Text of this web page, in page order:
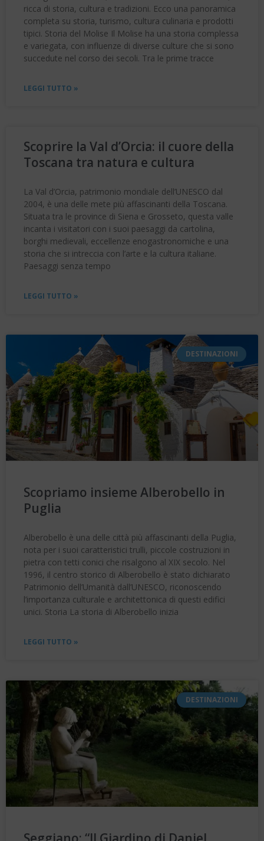
ricca di storia, cultura e tradizioni. Ecco una panoramica
completa su storia, turismo, cultura culinaria e prodotti
tipici. Storia del Molise Il Molise ha una storia complessa
e variegata, con influenze di diverse culture che si sono
succedute nel corso dei secoli. Tra le prime tracce
LEGGI TUTTO »
Scoprire la Val d’Orcia: il cuore della
Toscana tra natura e cultura
La Val d’Orcia, patrimonio mondiale dell’UNESCO dal
2004, è una delle mete più affascinanti della Toscana.
Situata tra le province di Siena e Grosseto, questa valle
incanta i visitatori con i suoi paesaggi da cartolina,
borghi medievali, eccellenze enogastronomiche e una
storia che si intreccia con l’arte e la cultura italiane.
Paesaggi senza tempo
LEGGI TUTTO »
DESTINAZIONI
Scopriamo insieme Alberobello in
Puglia
Alberobello è una delle città più affascinanti della Puglia,
nota per i suoi caratteristici trulli, piccole costruzioni in
pietra con tetti conici che risalgono al XIX secolo. Nel
1996, il centro storico di Alberobello è stato dichiarato
Patrimonio dell’Umanità dall’UNESCO, riconoscendo
l’importanza culturale e architettonica di questi edifici
unici. Storia La storia di Alberobello inizia
LEGGI TUTTO »
DESTINAZIONI